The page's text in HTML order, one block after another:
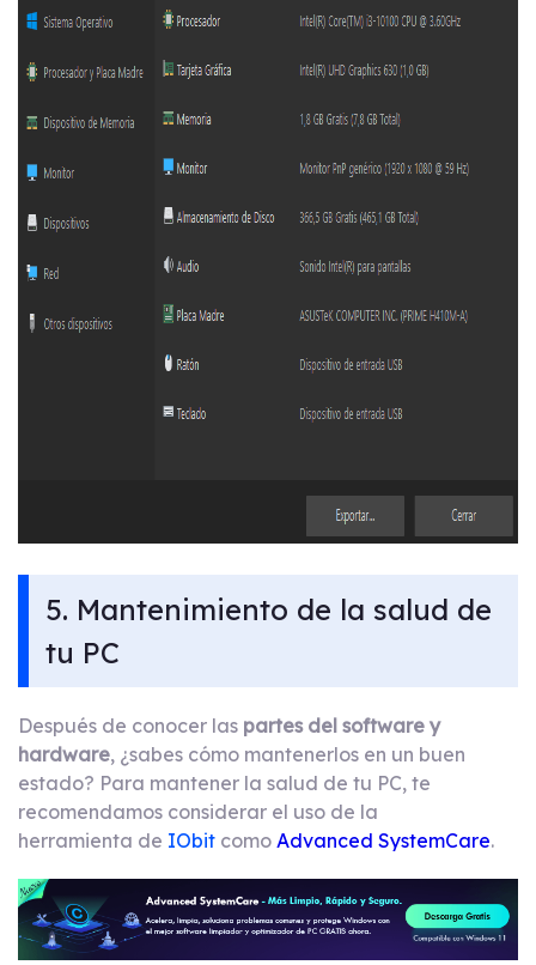
5. Mantenimiento de la salud de
tu PC
Después de conocer las partes del software y
hardware, ¿sabes cómo mantenerlos en un buen
estado? Para mantener la salud de tu PC, te
recomendamos considerar el uso de la
herramienta de IObit como Advanced SystemCare.